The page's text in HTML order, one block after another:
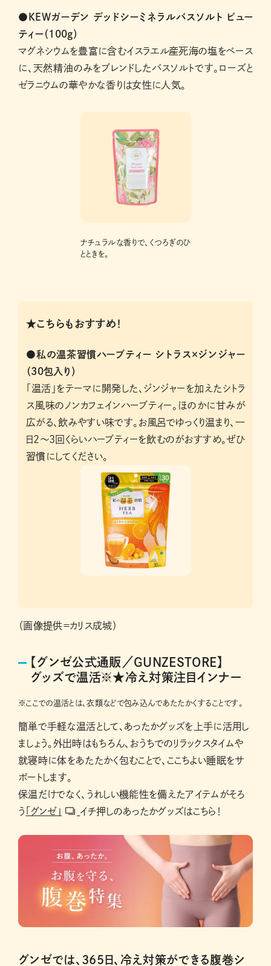
●KEWガーデン デッドシーミネラルバスソルト ビュー
ティー（100g）
マグネシウムを豊富に含むイスラエル産死海の塩をベース
に、天然精油のみをブレンドしたバスソルトです。ローズと
ゼラニウムの華やかな香りは女性に人気。
ナチュラルな香りで、くつろぎのひ
とときを。
★こちらもおすすめ！
●私の温茶習慣ハーブティー シトラス×ジンジャー
（30包入り）
「温活」をテーマに開発した、ジンジャーを加えたシトラ
ス風味のノンカフェインハーブティー。ほのかに甘みが
広がる、飲みやすい味です。お風呂でゆっくり温まり、一
日2～3回くらいハーブティーを飲むのがおすすめ。ぜひ
習慣にしてください。
（画像提供＝カリス成城）
【グンゼ公式通販／GUNZESTORE】
グッズで温活※★冷え対策注目インナー
※ここでの温活とは、衣類などで包み込んであたたかくすることです。
簡単で手軽な温活として、あったかグッズを上手に活用し
ましょう。外出時はもちろん、おうちでのリラックスタイムや
就寝時に体をあたたかく包むことで、ここちよい睡眠をサ
ポートします。
保温だけでなく、うれしい機能性を備えたアイテムがそろ
う
「グンゼ」 イチ押しのあったかグッズはこちら！
グンゼでは、365日、冷え対策ができる腹巻シ